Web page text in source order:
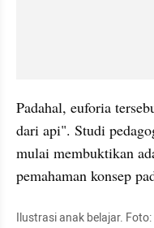
Padahal, euforia
dari api". Studi
mulai membuktikan
pemahaman konsep
Ilustrasi anak belajar.